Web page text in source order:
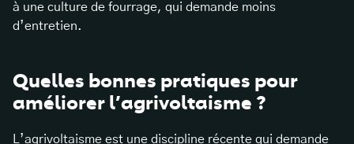
à une culture de fourrage, qui demande moins
d’entretien.
Quelles bonnes pratiques pour
améliorer l’agrivoltaisme ?
L’agrivoltaisme est une discipline récente qui demande